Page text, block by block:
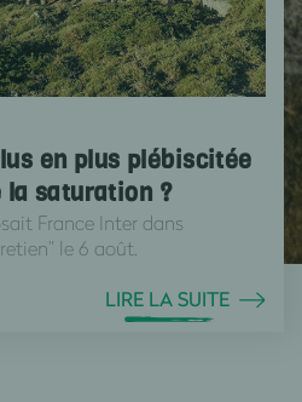
en plus plébiscitée
la saturation ?
France Inter dans
le 6 août.
LIRE LA SUITE